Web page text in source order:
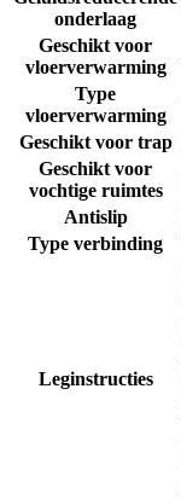
onderlaag
Geschikt voor
vloerverwarming
Type
vloerverwarming
Geschikt voor trap
Geschikt voor
vochtige ruimtes
Antislip
Type verbinding
Leginstructies